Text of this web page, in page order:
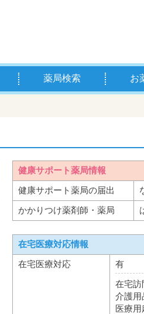
薬局検索 お
健康サポート薬局情報
健康サポート薬局の届出
かかりつけ薬剤師・薬局
在宅医療対応情報
在宅医療対応
有
在宅訪
介護用
医療